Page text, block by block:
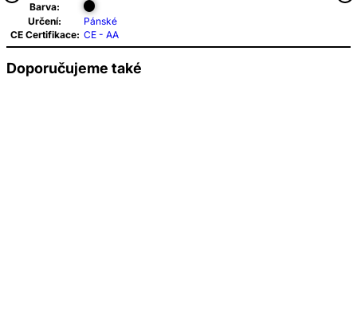
Barva:
Určení:
Pánské
CE Certifikace: CE - AA
Doporučujeme také